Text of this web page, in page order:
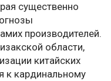
существенно
производителей.
области,
китайских
к кардинальному